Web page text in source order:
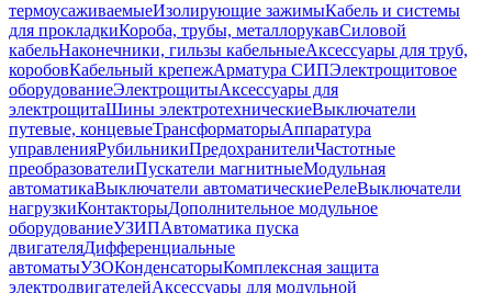
термоусаживаемыеИзолирующие зажимыКабель и системы
для прокладкиКороба, трубы, металлорукавСиловой
кабельНаконечники, гильзы кабельныеАксессуары для труб,
коробовКабельный крепежАрматура СИПЭлектрощитовое
оборудованиеЭлектрощитыАксессуары для
электрощитаШины электротехническиеВыключатели
путевые, концевыеТрансформаторыАппаратура
управленияРубильникиПредохранителиЧастотные
преобразователиПускатели магнитныеМодульная
автоматикаВыключатели автоматическиеРелеВыключатели
нагрузкиКонтакторыДополнительное модульное
оборудованиеУЗИПАвтоматика пуска
двигателяДифференциальные
автоматыУЗОКонденсаторыКомплексная защита
электродвигателейАксессуары для модульной